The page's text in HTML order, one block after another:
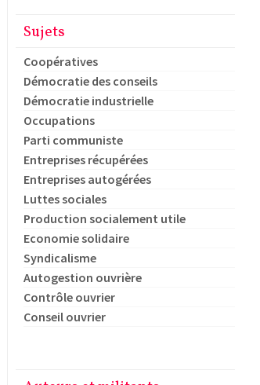
Sujets
Coopératives
Démocratie des conseils
Démocratie industrielle
Occupations
Parti communiste
Entreprises récupérées
Entreprises autogérées
Luttes sociales
Production socialement utile
Economie solidaire
Syndicalisme
Autogestion ouvrière
Contrôle ouvrier
Conseil ouvrier